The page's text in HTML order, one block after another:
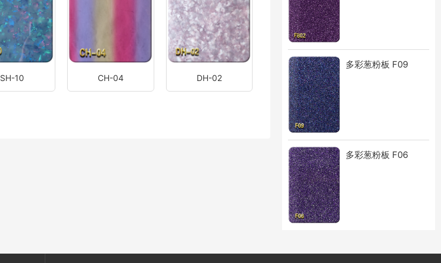
多彩葱粉板 F09
多彩葱粉板 F06
SH-10 CH-04 DH-02